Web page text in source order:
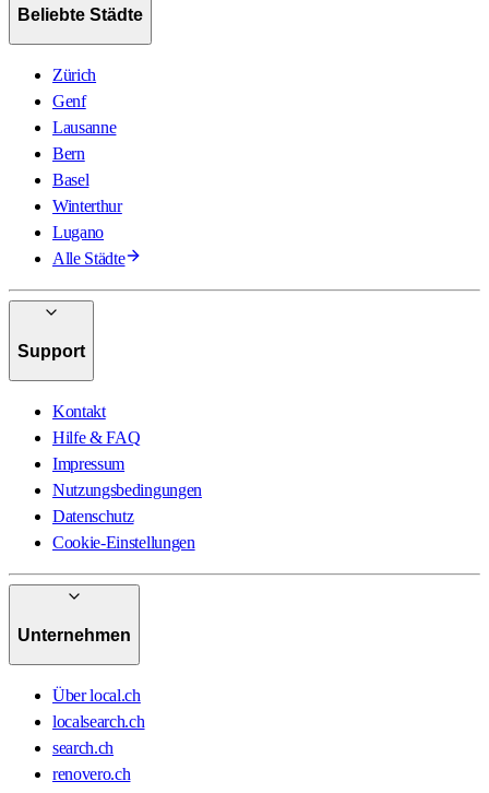
Beliebte Städte
Zürich
Genf
Lausanne
Bern
Basel
Winterthur
Lugano
Alle Städte
Support
Kontakt
Hilfe & FAQ
Impressum
Nutzungsbedingungen
Datenschutz
Cookie-Einstellungen
Unternehmen
Über local.ch
localsearch.ch
search.ch
renovero.ch